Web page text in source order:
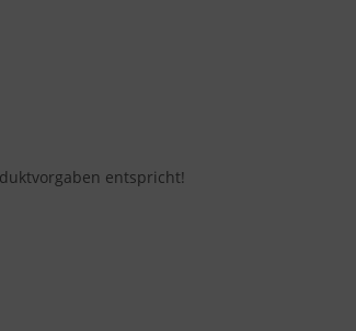
entspricht!